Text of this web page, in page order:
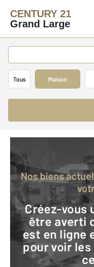
CENTURY 21
Grand Large
Tous Maison
Nos biens actuels ne correspondent pas à
Créez-vous une alerte mail pour
être averti
est en ligne
pour voir les